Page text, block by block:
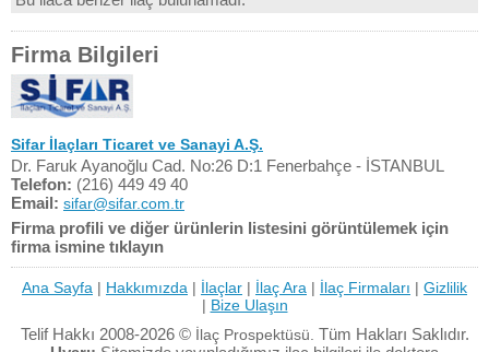
Firma Bilgileri
Sifar İlaçları Ticaret ve Sanayi A.Ş.
Dr. Faruk Ayanoğlu Cad. No:26 D:1 Fenerbahçe - İSTANBUL
Telefon: (216) 449 49 40
Email: sifar@sifar.com.tr
Firma profili ve diğer ürünlerin listesini görüntülemek için
firma ismine tıklayın
Ana Sayfa | Hakkımızda | İlaçlar | İlaç Ara | İlaç Firmaları | Gizlilik
| Bize Ulaşın
Telif Hakkı 2008-2026 © İlaç Prospektüsü. Tüm Hakları Saklıdır.